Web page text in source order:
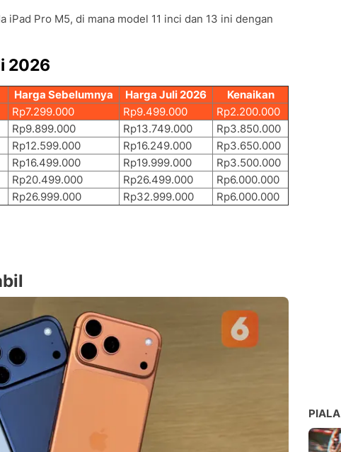
iPad Pro M5, di mana model 11 inci dan 13 ini dengan
2026
Harga Sebelumnya Harga Juli 2026
Kenaikan
Rp7.299.000 Rp9.499.000
Rp2.200.000
Rp9.899.000 Rp13.749.000
Rp3.850.000
Rp12.599.000 Rp16.249.000
Rp3.650.000
Rp16.499.000 Rp19.999.000
Rp3.500.000
Rp20.499.000 Rp26.499.000
Rp6.000.000
Rp26.999.000 Rp32.999.000 Rp6.000.000